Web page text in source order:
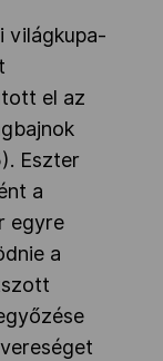
világkupa-
el az
Eszter
a
egyre
a